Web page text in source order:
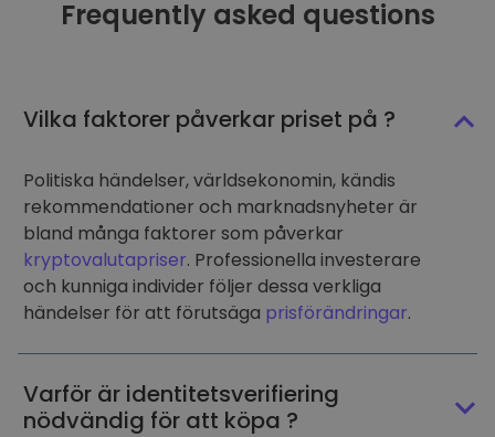
Frequently asked questions
Vilka faktorer påverkar priset på ?
Politiska händelser, världsekonomin, kändis
rekommendationer och marknadsnyheter är
bland många faktorer som påverkar
kryptovalutapriser. Professionella investerare
och kunniga individer följer dessa verkliga
händelser för att förutsäga prisförändringar.
Varför är identitetsverifiering
nödvändig för att köpa ?